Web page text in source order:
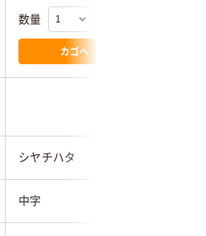
数量
カゴへ
シヤチハタ
中字